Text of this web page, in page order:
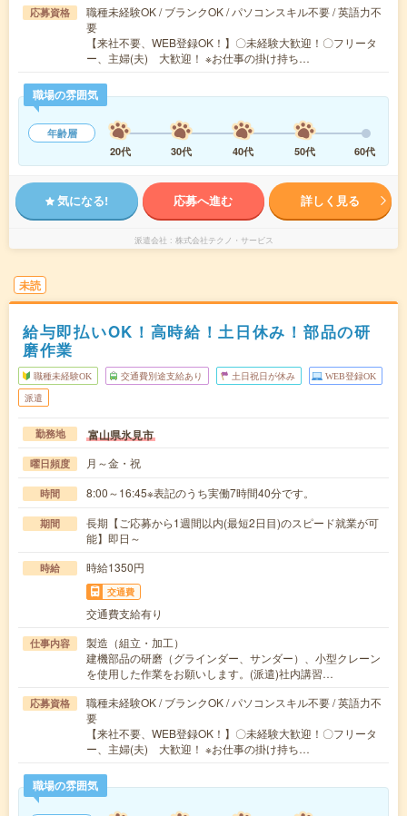
応募資格
職種未経験OK / ブランクOK / パソコンスキル不要 / 英語力不
要
【来社不要、WEB登録OK！】〇未経験大歓迎！〇フリータ
ー、主婦(夫) 大歓迎！ ※お仕事の掛け持ち…
職場の雰囲気
年齢層
20代
30代 40代 50代 60代
気になる! 応募へ進む 詳しく見る
派遣会社 株式会社テクノ・サービス
未読
給与即払いOK！高時給！土日休み！部品の研
磨作業
職種未経験OK 交通費別途支給あり 土日祝日が休み WEB登録OK
派遣
勤務地 富山県氷見市
曜日頻度 月～金・祝
時間 8:00～16:45※表記のうち実働7時間40分です。
期間
長期【ご応募から1週間以内(最短2日目)のスピード就業が可
能】即日～
時給 時給1350円
交通費
交通費支給有り
仕事内容
製造（組立・加工）
建機部品の研磨（グラインダー、サンダー）、小型クレーン
を使用した作業をお願いします。(派遣)社内講習…
応募資格
職種未経験OK / ブランクOK / パソコンスキル不要 / 英語力不
要
【来社不要、WEB登録OK！】〇未経験大歓迎！〇フリータ
ー、主婦(夫) 大歓迎！ ※お仕事の掛け持ち…
職場の雰囲気